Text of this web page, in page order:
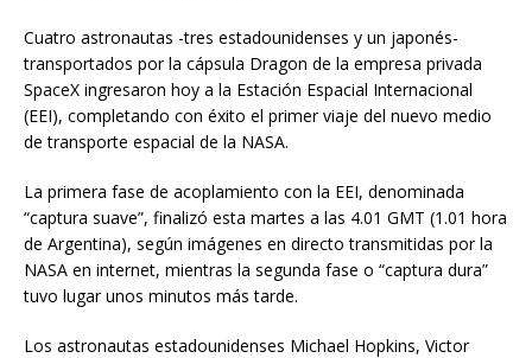
Cuatro astronautas -tres estadounidenses y un japonés-
transportados por la cápsula Dragon de la empresa privada
SpaceX ingresaron hoy a la Estación Espacial Internacional
(EEI), completando con éxito el primer viaje del nuevo medio
de transporte espacial de la NASA.
La primera fase de acoplamiento con la EEI, denominada
“captura suave”, finalizó esta martes a las 4.01 GMT (1.01 hora
de Argentina), según imágenes en directo transmitidas por la
NASA en internet, mientras la segunda fase o “captura dura”
tuvo lugar unos minutos más tarde.
Los astronautas estadounidenses Michael Hopkins, Victor